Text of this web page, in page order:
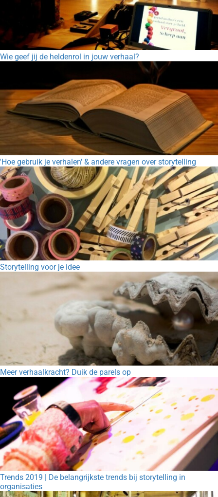
Wie geef jij de heldenrol in jouw verhaal?
'Hoe gebruik je verhalen' & andere vragen over storytelling
Storytelling voor je idee
Meer verhaalkracht? Duik de parels op
Trends 2019 | De belangrijkste trends bij storytelling in
organisaties